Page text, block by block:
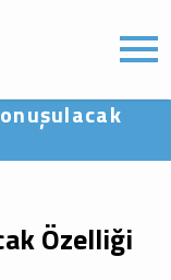
Özelliği